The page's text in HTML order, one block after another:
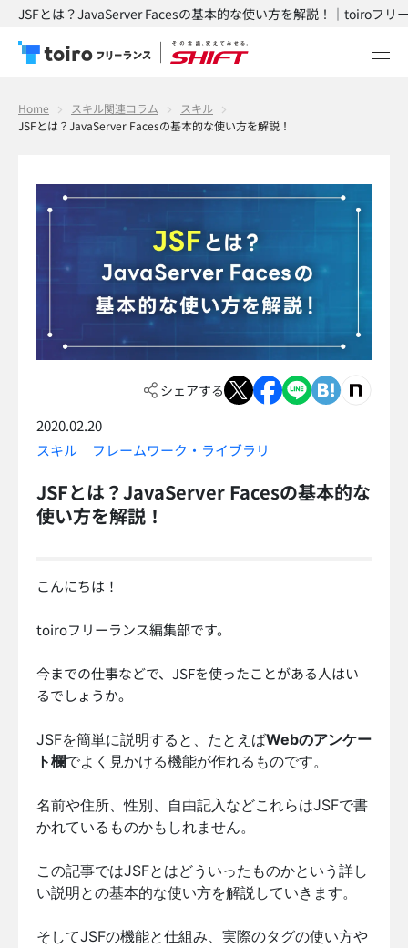
JSFとは？JavaServer Facesの基本的な使い方を解説！｜toiroフリ
Home スキル関連コラム
スキル
JSFとは？JavaServer Facesの基本的な使い方を解説！
シェアする
2020.02.20
スキル
フレームワーク・ライブラリ
JSFとは？JavaServer Facesの基本的な
使い方を解説！
こんにちは！
toiroフリーランス編集部です。
今までの仕事などで、JSFを使ったことがある人はい
るでしょうか。
JSFを簡単に説明すると、たとえばWebのアンケー
ト欄でよく見かける機能が作れるものです。
名前や住所、性別、自由記入などこれらはJSFで書
かれているものかもしれません。
この記事ではJSFとはどういったものかという詳し
い説明との基本的な使い方を解説していきます。
そしてJSFの機能と仕組み、実際のタグの使い方や